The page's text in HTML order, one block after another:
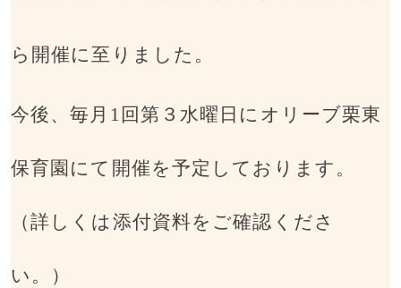
ら開催に至りました。
今後、毎月 1 回第３水曜日にオリーブ栗東
保育園にて開催を予定しております。
（詳しくは添付資料をご確認くださ
い。）